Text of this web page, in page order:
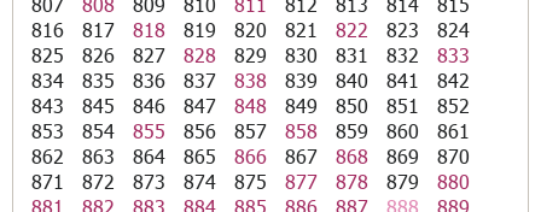
816
817 818 819 820 821 822 823
824
825
826 827 828 829 830 831 832
833
834
835 836 837 838 839 840 841
842
843
845 846 847 848 849 850 851
852
853
854 855 856 857 858 859 860
861
862
863 864 865 866 867 868 869
870
871
872 873 874 875 877 878 879
880
881
882 883 884 885 886 887 888
889